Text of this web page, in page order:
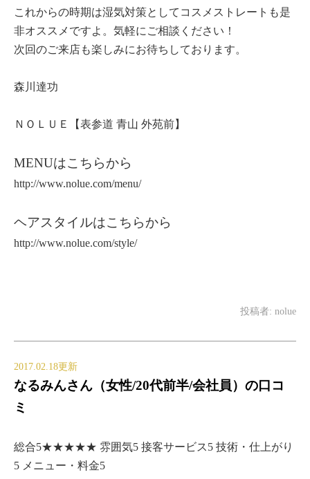
これからの時期は湿気対策としてコスメストレートも是
非オススメですよ。気軽にご相談ください！
次回のご来店も楽しみにお待ちしております。
森川達功
ＮＯＬＵＥ【表参道 青山 外苑前】
MENUはこちらから
http://www.nolue.com/menu/
ヘアスタイルはこちらから
http://www.nolue.com/style/
投稿者: nolue
2017.02.18更新
なるみんさん（女性/20代前半/会社員）の口コ
ミ
総合5★★★★★ 雰囲気5 接客サービス5 技術・仕上がり
5 メニュー・料金5